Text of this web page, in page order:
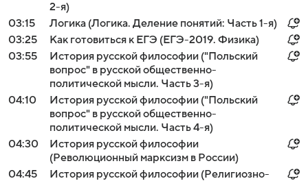
2-я)
03:15
Логика (Логика. Деление понятий: Часть 1-я)
03:25
Как готовиться к ЕГЭ (ЕГЭ-2019. Физика)
03:55
История русской философии ("Польский
вопрос" в русской общественно-
политической мысли. Часть 3-я)
04:10
История русской философии ("Польский
вопрос" в русской общественно-
политической мысли. Часть 4-я)
04:30
История русской философии
(Революционный марксизм в России)
04:45
История русской философии (Религиозно-